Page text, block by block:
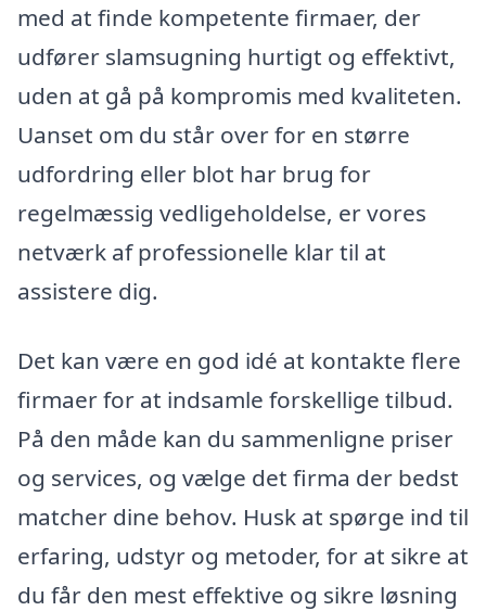
med at finde kompetente firmaer, der
udfører slamsugning hurtigt og effektivt,
uden at gå på kompromis med kvaliteten.
Uanset om du står over for en større
udfordring eller blot har brug for
regelmæssig vedligeholdelse, er vores
netværk af professionelle klar til at
assistere dig.
Det kan være en god idé at kontakte flere
firmaer for at indsamle forskellige tilbud.
På den måde kan du sammenligne priser
og services, og vælge det firma der bedst
matcher dine behov. Husk at spørge ind til
erfaring, udstyr og metoder, for at sikre at
du får den mest effektive og sikre løsning